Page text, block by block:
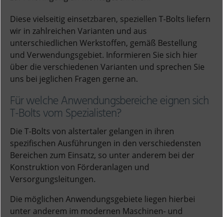
Diese vielseitig einsetzbaren, speziellen T-Bolts liefern
wir in zahlreichen Varianten und aus
unterschiedlichen Werkstoffen, gemäß Bestellung
und Verwendungsgebiet. Informieren Sie sich hier
über die verschiedenen Varianten und sprechen Sie
uns bei jeglichen Fragen gerne an.
Für welche Anwendungsbereiche eignen sich
T-Bolts vom Spezialisten?
Die T-Bolts von alstertaler gelangen in ihren
spezifischen Ausführungen in den verschiedensten
Bereichen zum Einsatz, so unter anderem bei der
Konstruktion von Förderanlagen und
Versorgungsleitungen.
Die möglichen Anwendungsgebiete liegen hierbei
unter anderem im modernen Maschinen- und